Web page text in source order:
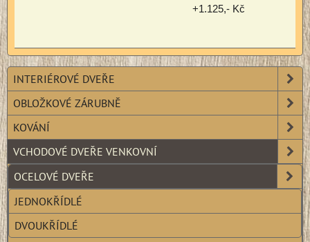
+1.125,- Kč
INTERIÉROVÉ DVEŘE
OBLOŽKOVÉ ZÁRUBNĚ
KOVÁNÍ
VCHODOVÉ DVEŘE VENKOVNÍ
OCELOVÉ DVEŘE
JEDNOKŘÍDLÉ
DVOUKŘÍDLÉ